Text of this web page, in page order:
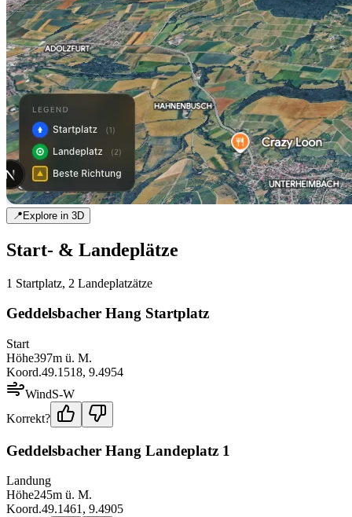
📍Explore in 3D
Start- & Landeplätze
1 Startplatz, 2 Landeplatzätze
Geddelsbacher Hang Startplatz
Start
Höhe397m ü. M.
Koord.49.1518, 9.4954
WindS-W
Korrekt?
Geddelsbacher Hang Landeplatz 1
Landung
Höhe245m ü. M.
Koord.49.1461 , 9.4905